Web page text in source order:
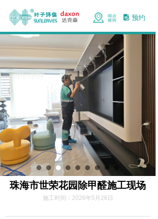
넖 预约
珠海市世荣花园除甲醛施工现场
施工时间： 2026年5月26日